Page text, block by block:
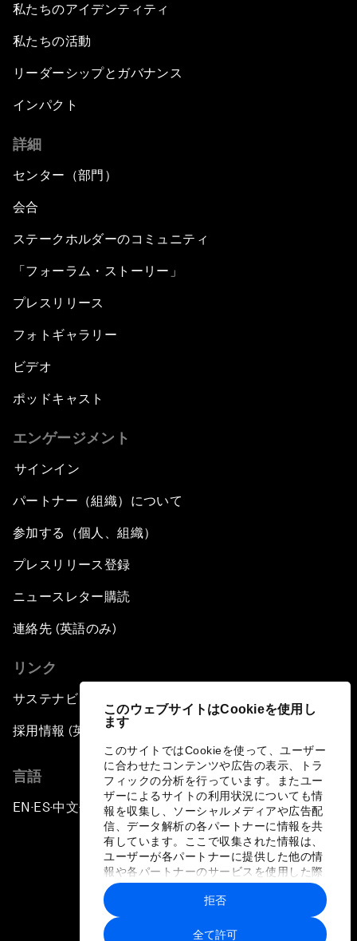
このウェブサイトはCookieを使用し
ます
このサイトではCookieを使って、ユーザー
に合わせたコンテンツや広告の表示、トラ
フィックの分析を行っています。またユー
ザーによるサイトの利用状況についても情
報を収集し、ソーシャルメディアや広告配
信、データ解析の各パートナーに情報を共
有しています。ここで収集された情報は、
ユーザーが各パートナーに提供した他の情
報や各パートナーのサービスを使用した際
に収集された情報と組み合わされ、各パー
トナーによって使用されることがありま
す。
全て許可
拒否
私たちのアイデンティティ
私たちの活動
リーダーシップとガバナンス
インパクト
詳細
センター（部門）
会合
ステークホルダーのコミュニティ
「フォーラム・ストーリー」
プレスリリース
フォトギャラリー
ビデオ
ポッドキャスト
エンゲージメント
サインイン
パートナー（組織）について
参加する（個人、組織）
プレスリリース登録
ニュースレター購読
連絡先 (英語のみ)
リンク
サステナビリティへの取り組み
採用情報 (英語のみ)
言語
EN ▪ES▪中文▪ 日本語
プライバシーポリシーと利用規約